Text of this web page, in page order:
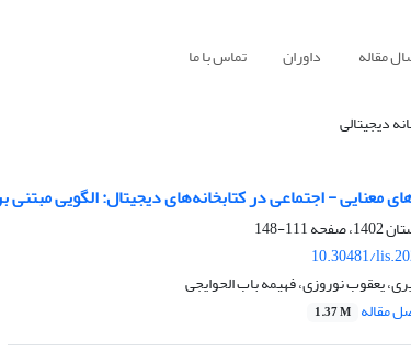
مقاله داوران تماس با ما
دیجیتالی
معنایی - اجتماعی در کتابخانه‌های دیجیتال: الگویی
111-148
10.30481/
یعقوب نوروزی، فهیمه باب الحوایجی
مقاله 1.37 M